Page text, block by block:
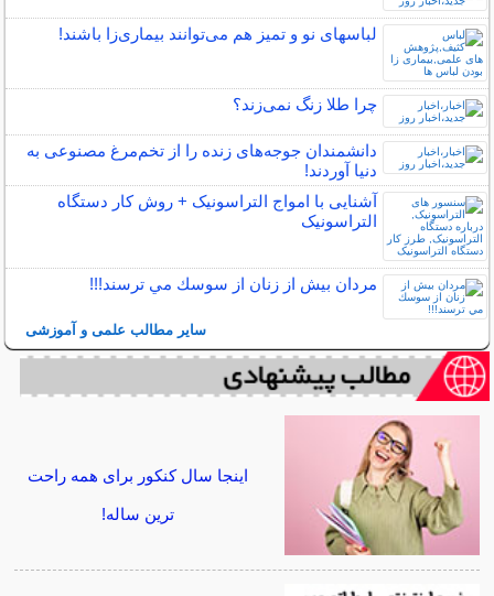
لباس‎های نو و تمیز هم می‌توانند بیماری‌زا باشند!
چرا طلا زنگ نمی‌زند؟
دانشمندان جوجه‌های زنده را از تخم‌مرغ مصنوعی به
دنیا آوردند!
آشنایی با امواج التراسونیک + روش کار دستگاه
التراسونیک
مردان بيش از زنان از سوسك مي ترسند!!!
سایر مطالب علمی و آموزشی
اینجا سال کنکور برای همه راحت
ترین ساله!